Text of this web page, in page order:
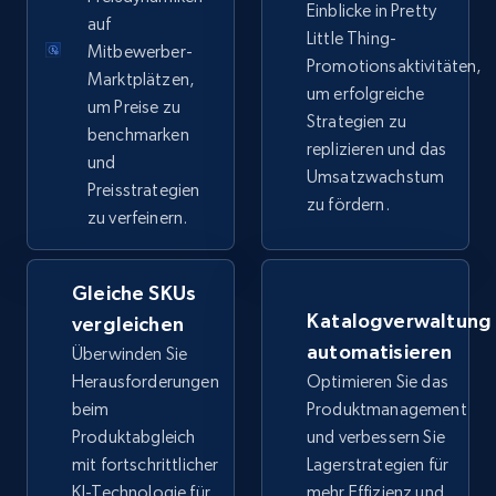
TikTok Shop
URL, Title, Available, Description, Currency, Initial
price, Final price, Discount percent, and more.
Jetzt anfangen
TikTok Shop - category
URL, Title, Available, Description, Currency, Initial
price, Final price, Discount percent, and more.
5.4K+ Jetzt anfangen
auf
Mitbewerber-
Marktplätzen,
um Preise zu
benchmarken
und
Preisstrategien
zu verfeinern.
Einblicke in Pretty
Little Thing-
Promotionsaktivitäten,
um erfolgreiche
Strategien zu
replizieren und das
Umsatzwachstum
zu fördern.
Gleiche SKUs
vergleichen
Überwinden Sie
Herausforderungen
beim
Produktabgleich
mit fortschrittlicher
Katalogverwaltung
automatisieren
Optimieren Sie das
Produktmanagement
und verbessern Sie
Lagerstrategien für